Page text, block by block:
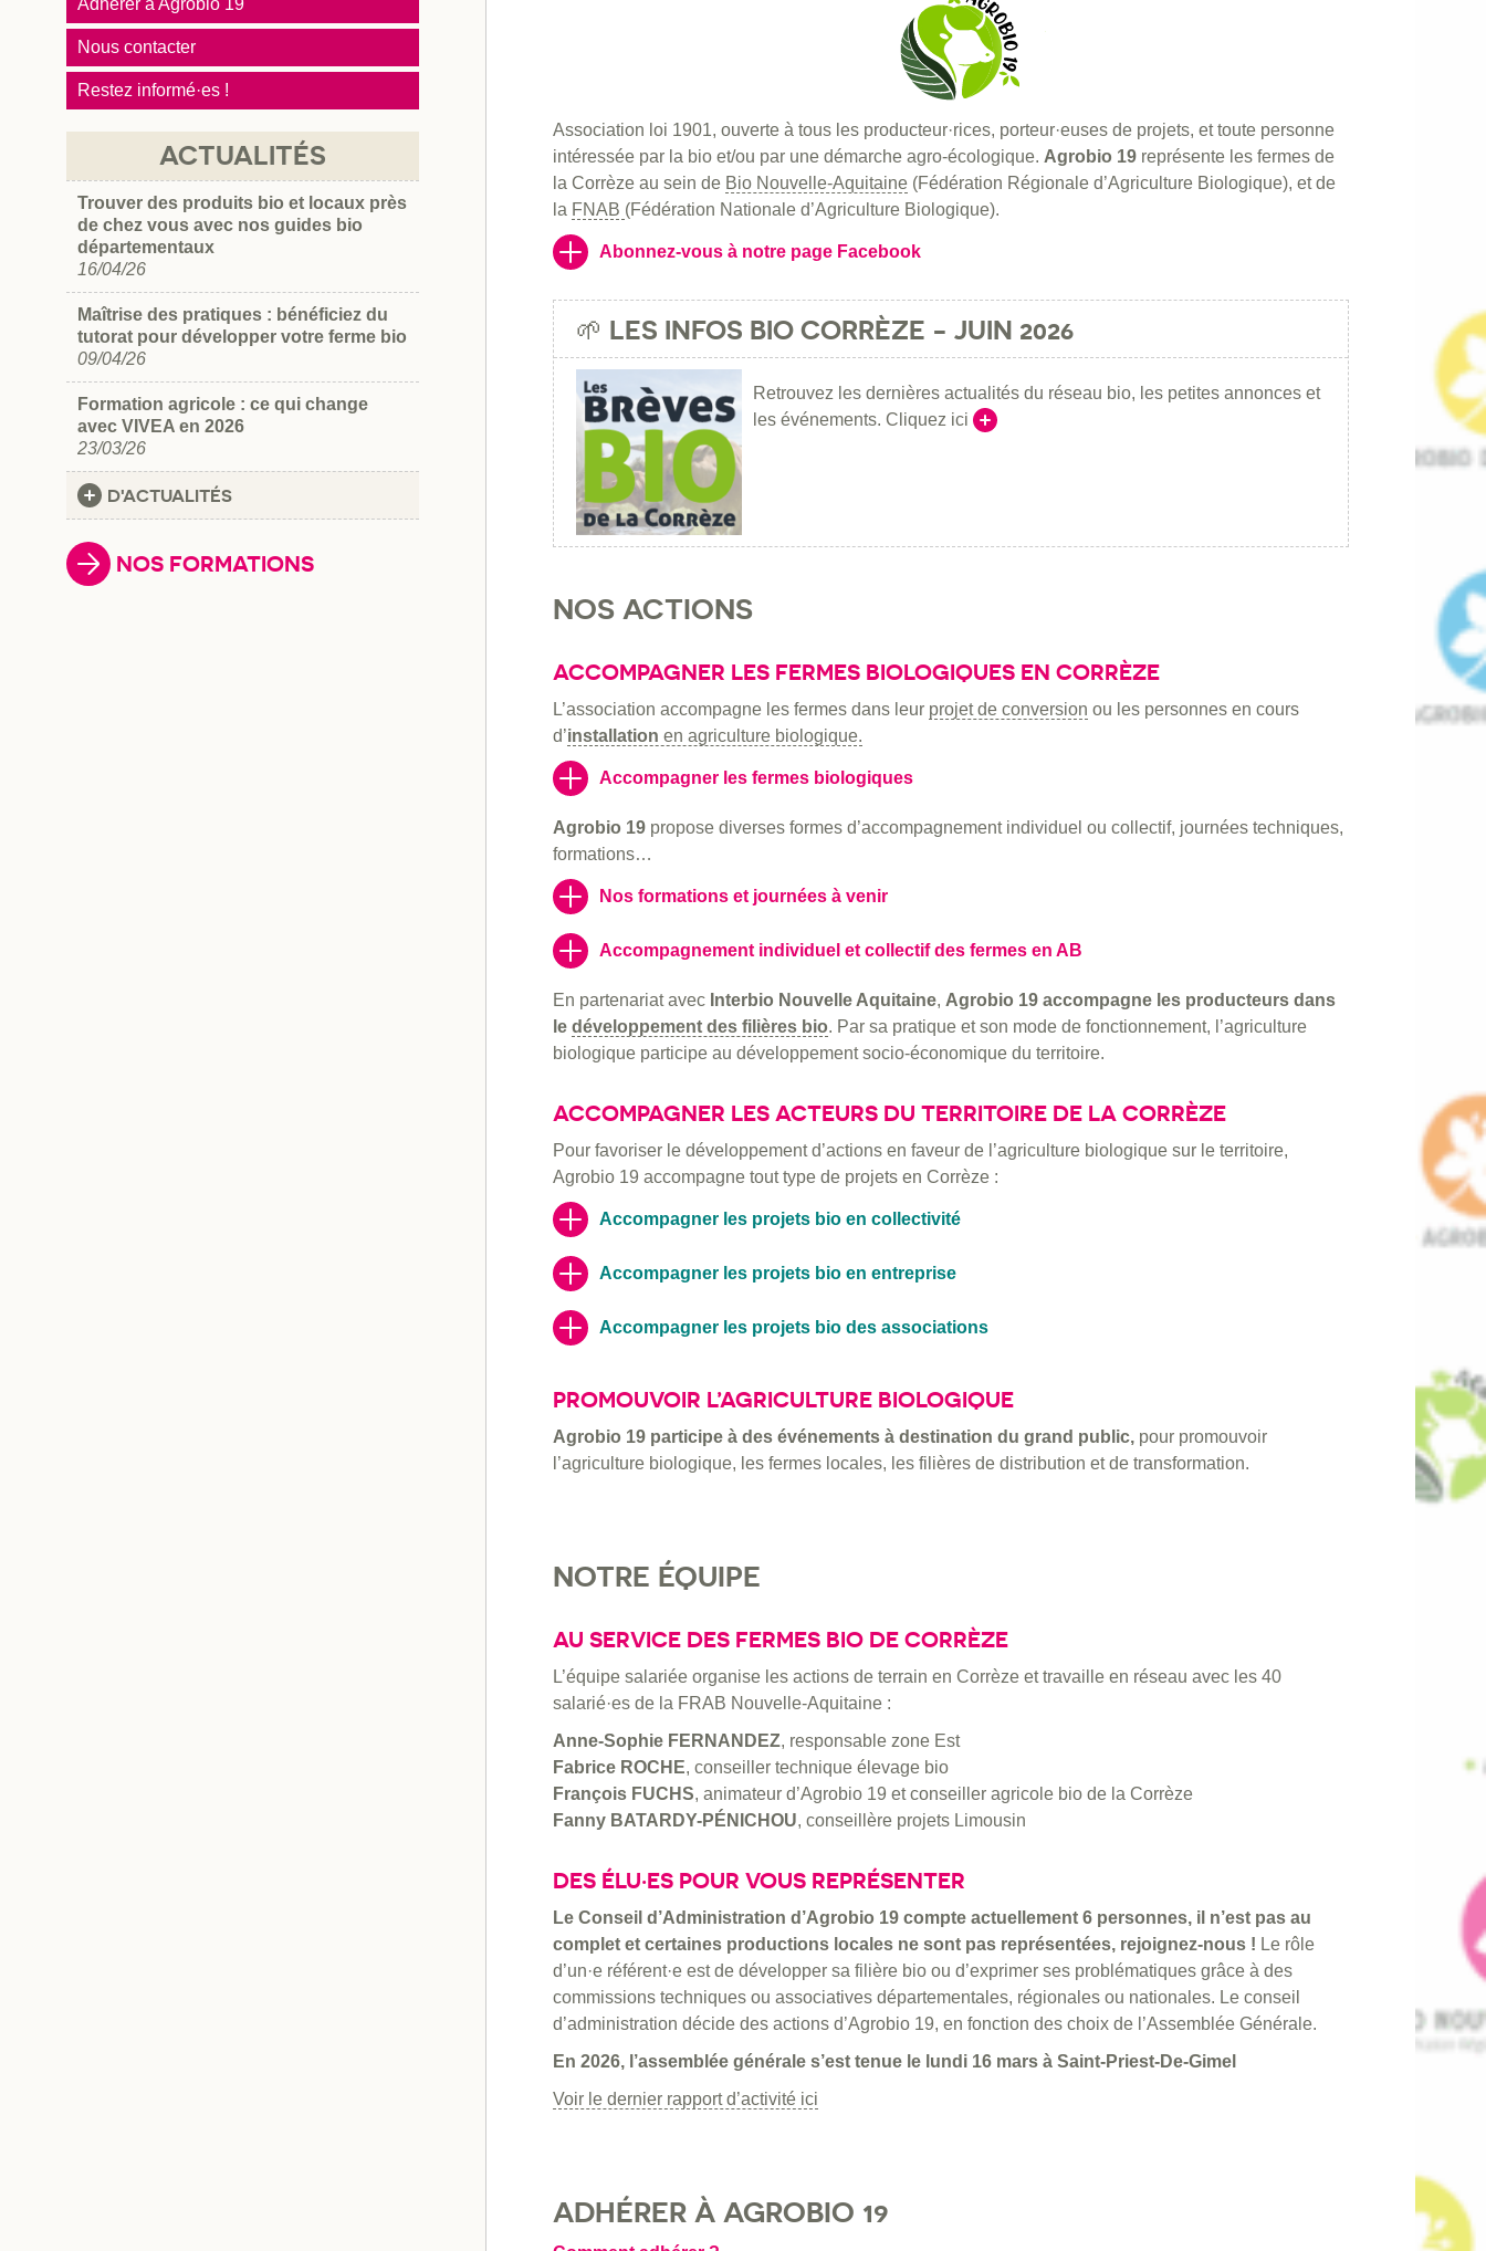
Association loi 1901, ouverte à tous les producteur·rices, porteur·euses de projets, et toute personne
intéressée par la bio et/ou par une démarche agro-écologique. Agrobio 19 représente les fermes de
la Corrèze au sein de Bio Nouvelle-Aquitaine (Fédération Régionale d’Agriculture Biologique), et de
la FNAB (Fédération Nationale d’Agriculture Biologique).
Abonnez-vous à notre page Facebook
🌱 LES INFOS BIO CORRÈZE - JUIN 2026
Retrouvez les dernières actualités du réseau bio, les petites annonces et
les événements. Cliquez ici
Lire la suite
NOS ACTIONS
ACCOMPAGNER LES FERMES BIOLOGIQUES EN CORRÈZE
L’association accompagne les fermes dans leur projet de conversion ou les personnes en cours
d’installation en agriculture biologique.
Accompagner les fermes biologiques
Agrobio 19 propose diverses formes d’accompagnement individuel ou collectif, journées techniques,
formations…
Nos formations et journées à venir
Accompagnement individuel et collectif des fermes en AB
En partenariat avec Interbio Nouvelle Aquitaine, Agrobio 19 accompagne les producteurs dans
le développement des filières bio. Par sa pratique et son mode de fonctionnement, l’agriculture
biologique participe au développement socio-économique du territoire.
ACCOMPAGNER LES ACTEURS DU TERRITOIRE DE LA CORRÈZE
Pour favoriser le développement d’actions en faveur de l’agriculture biologique sur le territoire,
Agrobio 19 accompagne tout type de projets en Corrèze :
Accompagner les projets bio en collectivité
Accompagner les projets bio en entreprise
Accompagner les projets bio des associations
PROMOUVOIR L’AGRICULTURE BIOLOGIQUE
Agrobio 19 participe à des événements à destination du grand public, pour promouvoir
l’agriculture biologique, les fermes locales, les filières de distribution et de transformation.
NOTRE ÉQUIPE
AU SERVICE DES FERMES BIO DE CORRÈZE
L’équipe salariée organise les actions de terrain en Corrèze et travaille en réseau avec les 40
salarié·es de la FRAB Nouvelle-Aquitaine :
Anne-Sophie FERNANDEZ, responsable zone Est
Fabrice ROCHE, conseiller technique élevage bio
François FUCHS, animateur d’Agrobio 19 et conseiller agricole bio de la Corrèze
Fanny BATARDY-PÉNICHOU, conseillère projets Limousin
DES ÉLU·ES POUR VOUS REPRÉSENTER
Le Conseil d’Administration d’Agrobio 19 compte actuellement 6 personnes, il n’est pas au
complet et certaines productions locales ne sont pas représentées, rejoignez-nous ! Le rôle
d’un·e référent·e est de développer sa filière bio ou d’exprimer ses problématiques grâce à des
commissions techniques ou associatives départementales, régionales ou nationales. Le conseil
d’administration décide des actions d’Agrobio 19, en fonction des choix de l’Assemblée Générale.
En 2026, l’assemblée générale s’est tenue le lundi 16 mars à Saint-Priest-De-Gimel
Voir le dernier rapport d’activité ici
ADHÉRER À AGROBIO 19
Adhérer à Agrobio 19
Nous contacter
Restez informé·es !
ACTUALITÉS
Trouver des produits bio et locaux près
de chez vous avec nos guides bio
départementaux
16/04/26
Maîtrise des pratiques : bénéficiez du
tutorat pour développer votre ferme bio
09/04/26
Formation agricole : ce qui change
avec VIVEA en 2026
23/03/26
D'ACTUALITÉS
NOS FORMATIONS